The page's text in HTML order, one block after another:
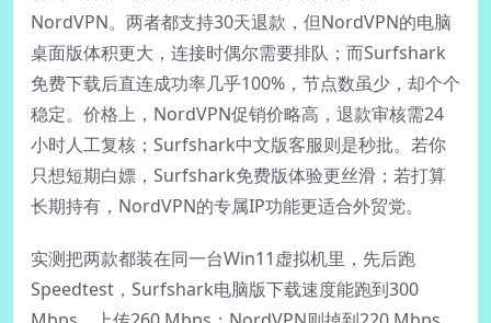
NordVPN。两者都支持30天退款，但NordVPN的电脑
桌面版体积更大，连接时偶尔需要排队；而Surfshark
免费下载后直连成功率几乎100%，节点数虽少，却个个
稳定。价格上，NordVPN促销价略高，退款审核需24
小时人工复核；Surfshark中文版客服则是秒批。若你
只想短期白嫖，Surfshark免费版体验更丝滑；若打算
长期持有，NordVPN的专属IP功能更适合外贸党。
实测把两款都装在同一台Win11虚拟机里，先后跑
Speedtest，Surfshark电脑版下载速度能跑到300